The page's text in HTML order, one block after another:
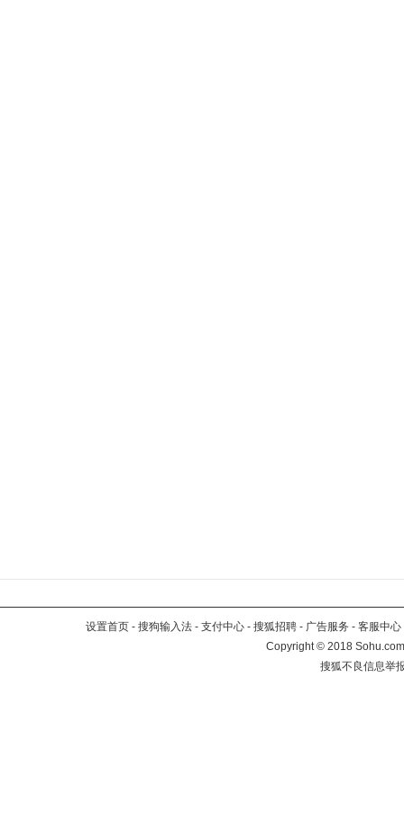
设置首页 - 搜狗输入法 - 支付中心 - 搜狐招聘 - 广告服务 - 客服中心
Copyright©2018
搜狐不良信息举